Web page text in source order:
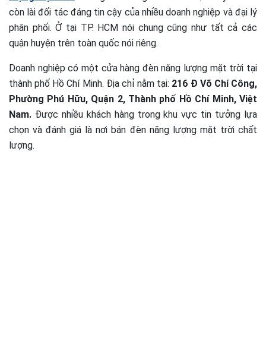
còn lài đối tác đáng tin cậy của nhiều doanh nghiệp và đại lý
phân phối. Ở tại TP. HCM nói chung cũng như tất cả các
quận huyện trên toàn quốc nói riêng.
Doanh nghiệp có một cửa hàng đèn năng lượng mặt trời tại
thành phố Hồ Chí Minh. Địa chỉ nằm tại: 216 Đ Võ Chí Công,
Phường Phú Hữu, Quận 2, Thành phố Hồ Chí Minh, Việt
Nam. Được nhiều khách hàng trong khu vực tin tưởng lựa
chọn và đánh giá là nơi bán đèn năng lượng mặt trời chất
lượng.